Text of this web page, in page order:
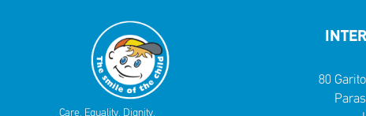
Care. Equality. Dignity.
80